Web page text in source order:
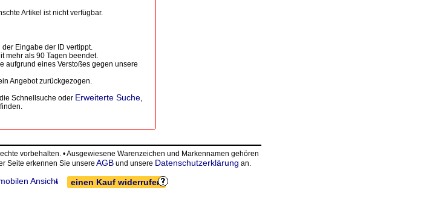
Artikel ist nicht verfügbar.
Eingabe der ID vertippt.
mehr als 90 Tagen beendet.
aufgrund eines Verstoßes gegen unsere
Angebot zurückgezogen.
Schnellsuche oder Erweiterte Suche,
vorbehalten. • Ausgewiesene Warenzeichen und Markennamen gehören
Seite erkennen Sie unsere AGBund unsere Datenschutzerklärung an.
Ansicht einen Kauf widerrufen